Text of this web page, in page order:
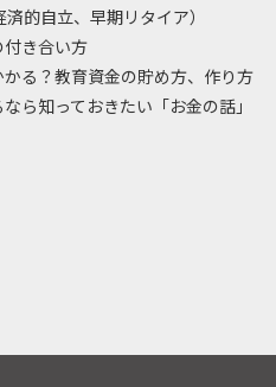
済的自立、早期リタイア）
付き合い方
かる？教育資金の貯め方、作り方
ら知っておきたい「お金の話」